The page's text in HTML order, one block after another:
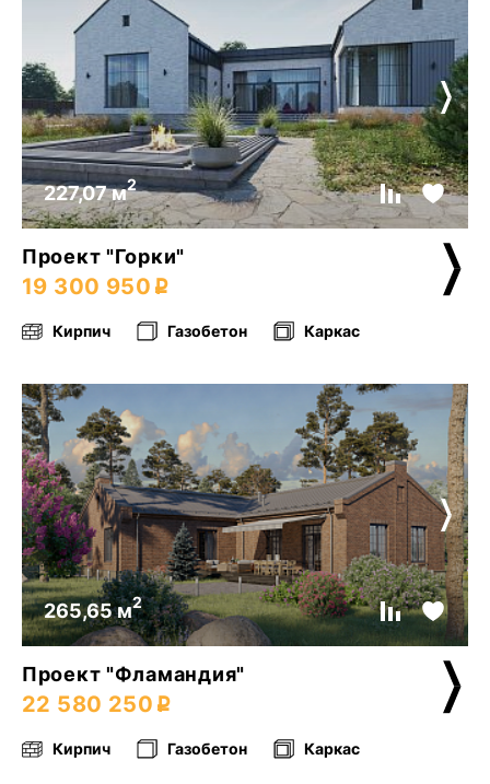
227,07 м2
Проект "Горки"
19 300 950
Кирпич Газобетон Каркас
265,65 м2
Проект "Фламандия"
22 580 250
Кирпич Газобетон Каркас